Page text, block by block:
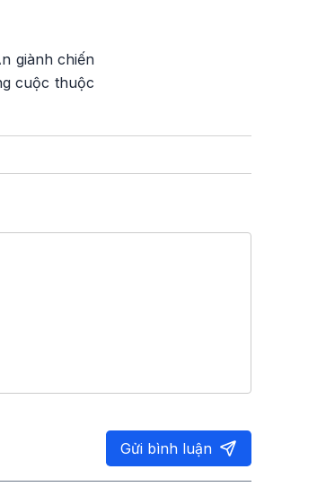
giành chiến
cuộc thuộc
Gửi bình luận